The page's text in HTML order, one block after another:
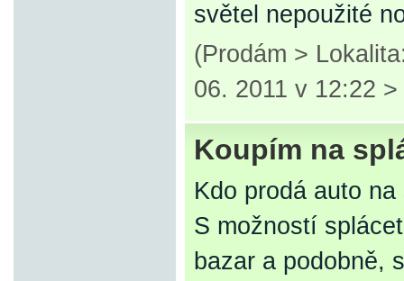
světel nepoužité
(Prodám >
06. 2011 v 12:22 >
Koupím na
Kdo prodá auto
S možností
bazar a podobně,